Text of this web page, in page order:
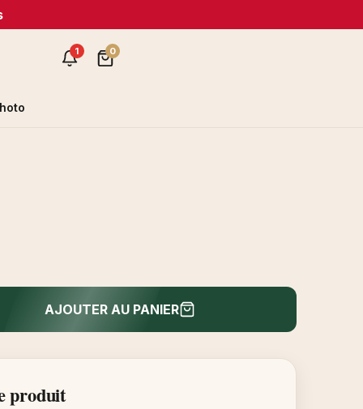
1 0
AJOUTER AU PANIER
produit